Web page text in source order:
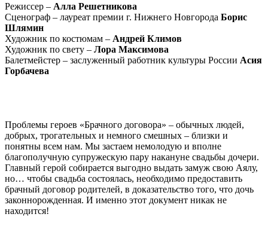
Режиссер – Алла Решетникова
Сценограф – лауреат премии г. Нижнего Новгорода Борис
Шлямин
Художник по костюмам – Андрей Климов
Художник по свету – Лора Максимова
Балетмейстер – заслуженный работник культуры России Асия
Горбачева
Проблемы героев «Брачного договора» – обычных людей,
добрых, трогательных и немного смешных – близки и
понятны всем нам. Мы застаем немолодую и вполне
благополучную супружескую пару накануне свадьбы дочери.
Главный герой собирается выгодно выдать замуж свою Аялу,
но… чтобы свадьба состоялась, необходимо предоставить
брачный договор родителей, в доказательство того, что дочь
законнорожденная. И именно этот документ никак не
находится!